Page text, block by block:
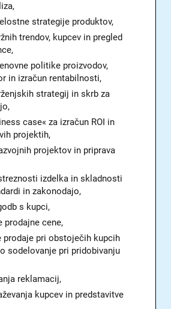
strategije produktov,
trendov, kupcev in pregled
politike proizvodov,
in izračun rentabilnosti,
strategij in skrb za
case« za izračun ROI in
projektih,
projektov in priprava
izdelka in skladnosti
in zakonodajo,
s kupci,
prodajne cene,
prodaje pri obstoječih kupcih
sodelovanje pri pridobivanju
reklamacij,
kupcev in predstavitve